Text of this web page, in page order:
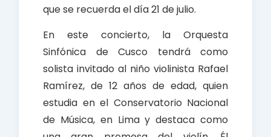
que se recuerda el día 21 de julio.
En este concierto, la Orquesta
Sinfónica de Cusco tendrá como
solista invitado al niño violinista Rafael
Ramírez, de 12 años de edad, quien
estudia en el Conservatorio Nacional
de Música, en Lima y destaca como